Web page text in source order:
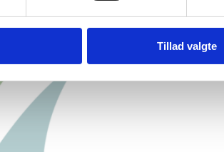
Tillad valgte